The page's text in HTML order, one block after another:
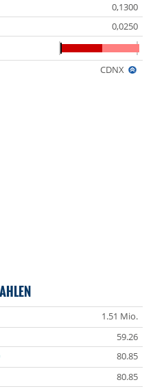
0,1300
0,0250
CDNX
1.51 Mio.
59.26
80.85
80.85